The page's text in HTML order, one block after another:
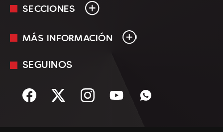
SECCIONES
En Vivo
Sociedad
MÁS INFORMACIÓN
Mediakit
Términos y condiciones
SEGUINOS